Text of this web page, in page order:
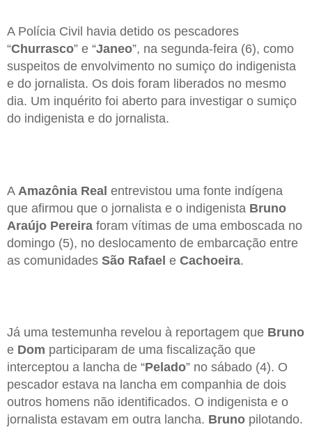
A Polícia Civil havia detido os pescadores
“Churrasco” e “Janeo”, na segunda-feira (6), como
suspeitos de envolvimento no sumiço do indigenista
e do jornalista. Os dois foram liberados no mesmo
dia. Um inquérito foi aberto para investigar o sumiço
do indigenista e do jornalista.
A Amazônia Real entrevistou uma fonte indígena
que afirmou que o jornalista e o indigenista Bruno
Araújo Pereira foram vítimas de uma emboscada no
domingo (5), no deslocamento de embarcação entre
as comunidades São Rafael e Cachoeira.
Já uma testemunha revelou à reportagem que Bruno
e Dom participaram de uma fiscalização que
interceptou a lancha de “Pelado” no sábado (4). O
pescador estava na lancha em companhia de dois
outros homens não identificados. O indigenista e o
jornalista estavam em outra lancha. Bruno pilotando.